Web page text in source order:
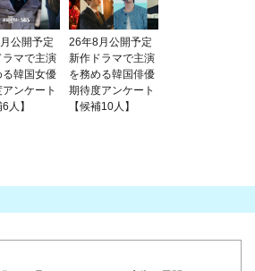
公開予定
ラマで主演
る韓国女優
ンケート
6人】
26年8月公開予定
新作ドラマで主演
を務める韓国俳優
期待度アンケート
【候補10人】